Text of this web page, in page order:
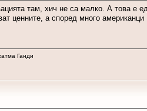
там, хич не са малко. А това е
ценните, а според много
Ганди